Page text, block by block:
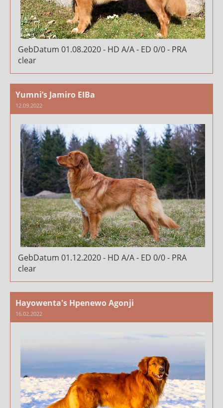
GebDatum 01.08.2020 - HD A/A - ED 0/0 - PRA
clear
Yumni’s Jamiro EIBa
12.09.2022
GebDatum 01.12.2020 - HD A/A - ED 0/0 - PRA
clear
Hayowenta's Hpenewo Agonji
16.02.2022